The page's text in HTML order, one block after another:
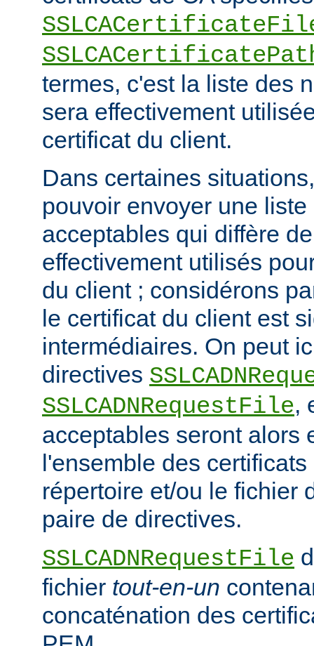
termes, c'est la liste des
sera effectivement
certificat du client.
Dans certaines
pouvoir envoyer une
acceptables qui diffère
effectivement utilisés
du client ; considérons
le certificat du client est
intermédiaires. On peut
directives
SSLCADNRequestFile,
acceptables seront alors
l'ensemble des
répertoire et/ou le fichier
paire de directives.
SSLCADNRequestFile
fichier tout-en-un
concaténation des